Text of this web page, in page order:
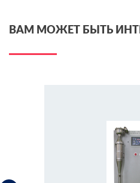
ВАМ МОЖЕТ БЫТЬ